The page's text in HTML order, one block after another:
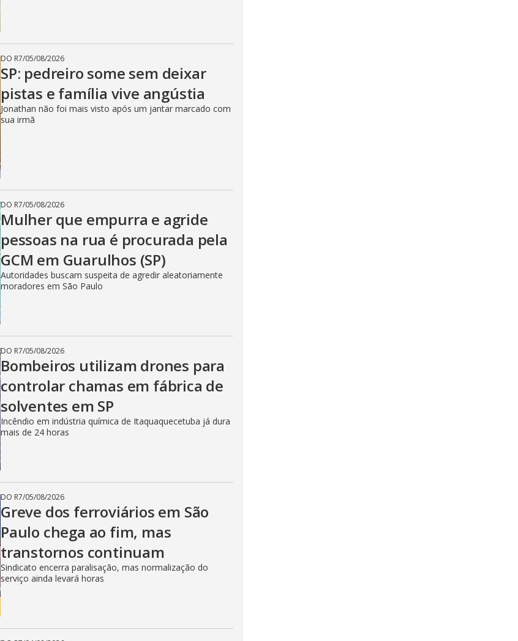
DO R7/05/08/2026
SP: pedreiro some sem deixar
pistas e família vive angústia
Jonathan não foi mais visto após um jantar marcado com
sua irmã
DO R7/05/08/2026
Mulher que empurra e agride
pessoas na rua é procurada pela
GCM em Guarulhos (SP)
Autoridades buscam suspeita de agredir aleatoriamente
moradores em São Paulo
DO R7/05/08/2026
Bombeiros utilizam drones para
controlar chamas em fábrica de
solventes em SP
Incêndio em indústria química de Itaquaquecetuba já dura
mais de 24 horas
DO R7/05/08/2026
Greve dos ferroviários em São
Paulo chega ao fim, mas
transtornos continuam
Sindicato encerra paralisação, mas normalização do
serviço ainda levará horas